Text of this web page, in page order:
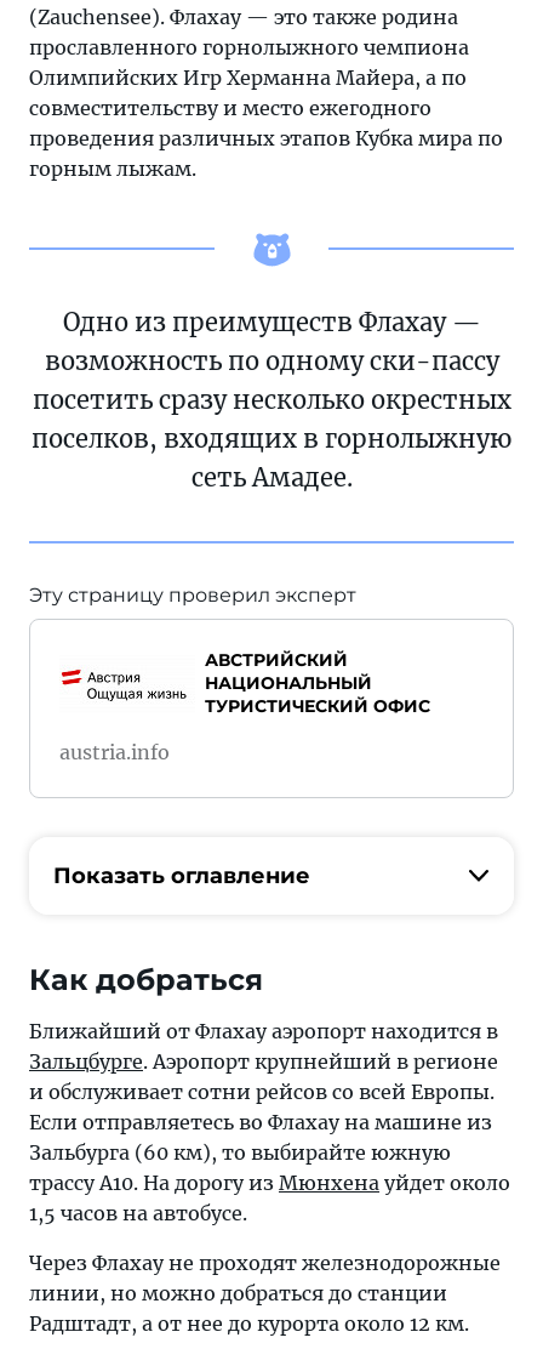
(Zauchensee). Флахау — это также родина
прославленного горнолыжного чемпиона
Олимпийских Игр Херманна Майера, а по
совместительству и место ежегодного
проведения различных этапов Кубка мира по
горным лыжам.
Одно из преимуществ Флахау —
возможность по одному ски-пассу
посетить сразу несколько окрестных
поселков, входящих в горнолыжную
сеть Амадее.
Эту страницу проверил эксперт
АВСТРИЙСКИЙ
НАЦИОНАЛЬНЫЙ
ТУРИСТИЧЕСКИЙ ОФИС
austria.info
Показать оглавление
Как добраться
Ближайший от Флахау аэропорт находится в
Зальцбурге. Аэропорт крупнейший в регионе
и обслуживает сотни рейсов со всей Европы.
Если отправляетесь во Флахау на машине из
Зальбурга (60 км), то выбирайте южную
трассу А10. На дорогу из Мюнхена уйдет около
1,5 часов на автобусе.
Через Флахау не проходят железнодорожные
линии, но можно добраться до станции
Радштадт, а от нее до курорта около 12 км.